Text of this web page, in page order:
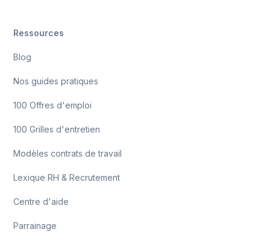
Ressources
Blog
Nos guides pratiques
100 Offres d'emploi
100 Grilles d'entretien
Modèles contrats de travail
Lexique RH & Recrutement
Centre d'aide
Parrainage